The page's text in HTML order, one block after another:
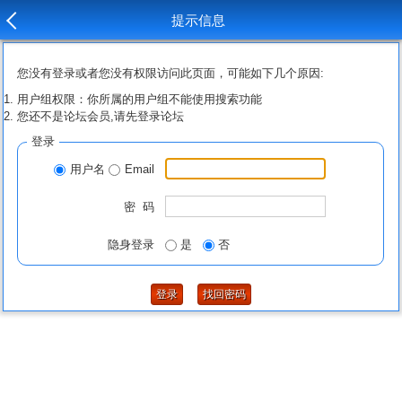
提示信息
您没有登录或者您没有权限访问此页面，可能如下几个原因:
用户组权限：你所属的用户组不能使用搜索功能
您还不是论坛会员,请先登录论坛
登录
用户名 Email
密 码
隐身登录 是 否